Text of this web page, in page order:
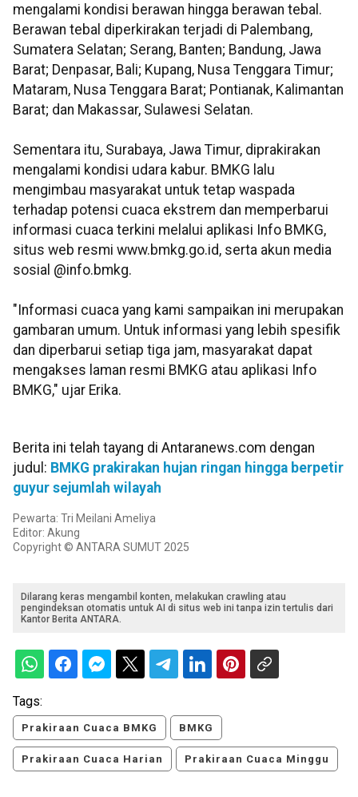
mengalami kondisi berawan hingga berawan tebal.
Berawan tebal diperkirakan terjadi di Palembang,
Sumatera Selatan; Serang, Banten; Bandung, Jawa
Barat; Denpasar, Bali; Kupang, Nusa Tenggara Timur;
Mataram, Nusa Tenggara Barat; Pontianak, Kalimantan
Barat; dan Makassar, Sulawesi Selatan.
Sementara itu, Surabaya, Jawa Timur, diprakirakan
mengalami kondisi udara kabur. BMKG lalu
mengimbau masyarakat untuk tetap waspada
terhadap potensi cuaca ekstrem dan memperbarui
informasi cuaca terkini melalui aplikasi Info BMKG,
situs web resmi www.bmkg.go.id, serta akun media
sosial @info.bmkg.
"Informasi cuaca yang kami sampaikan ini merupakan
gambaran umum. Untuk informasi yang lebih spesifik
dan diperbarui setiap tiga jam, masyarakat dapat
mengakses laman resmi BMKG atau aplikasi Info
BMKG," ujar Erika.
Berita ini telah tayang di Antaranews.com dengan
judul: BMKG prakirakan hujan ringan hingga berpetir
guyur sejumlah wilayah
Pewarta: Tri Meilani Ameliya
Editor: Akung
Copyright © ANTARA SUMUT 2025
Dilarang keras mengambil konten, melakukan crawling atau
pengindeksan otomatis untuk AI di situs web ini tanpa izin tertulis dari
Kantor Berita ANTARA.
Tags:
Prakiraan Cuaca BMKG BMKG
Prakiraan Cuaca Harian Prakiraan Cuaca Minggu